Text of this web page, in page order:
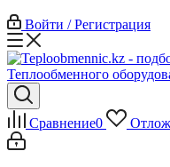
Войти / Регистрация
Сравнение0